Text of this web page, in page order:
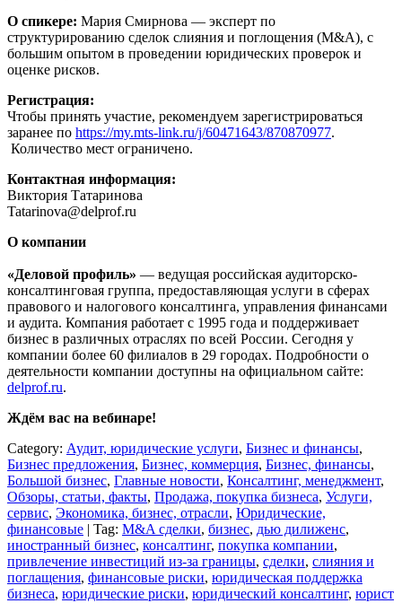
О спикере: Мария Смирнова — эксперт по
структурированию сделок слияния и поглощения (M&A), с
большим опытом в проведении юридических проверок и
оценке рисков.
Регистрация:
Чтобы принять участие, рекомендуем зарегистрироваться
заранее по https://my.mts-link.ru/j/60471643/870870977.
Количество мест ограничено.
Контактная информация:
Виктория Татаринова
Tatarinova@delprof.ru
О компании
«Деловой профиль» — ведущая российская аудиторско-
консалтинговая группа, предоставляющая услуги в сферах
правового и налогового консалтинга, управления финансами
и аудита. Компания работает с 1995 года и поддерживает
бизнес в различных отраслях по всей России. Сегодня у
компании более 60 филиалов в 29 городах. Подробности о
деятельности компании доступны на официальном сайте:
delprof.ru.
Ждём вас на вебинаре!
Category: Аудит, юридические услуги, Бизнес и финансы,
Бизнес предложения, Бизнес, коммерция, Бизнес, финансы,
Большой бизнес, Главные новости, Консалтинг, менеджмент,
Обзоры, статьи, факты, Продажа, покупка бизнеса, Услуги,
сервис, Экономика, бизнес, отрасли, Юридические,
финансовые | Tag: M&A сделки, бизнес, дью дилиженс,
иностранный бизнес, консалтинг, покупка компании,
привлечение инвестиций из-за границы, сделки, слияния и
поглащения, финансовые риски, юридическая поддержка
бизнеса, юридические риски, юридический консалтинг, юрист